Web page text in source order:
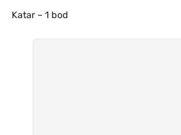
Katar – 1 bod